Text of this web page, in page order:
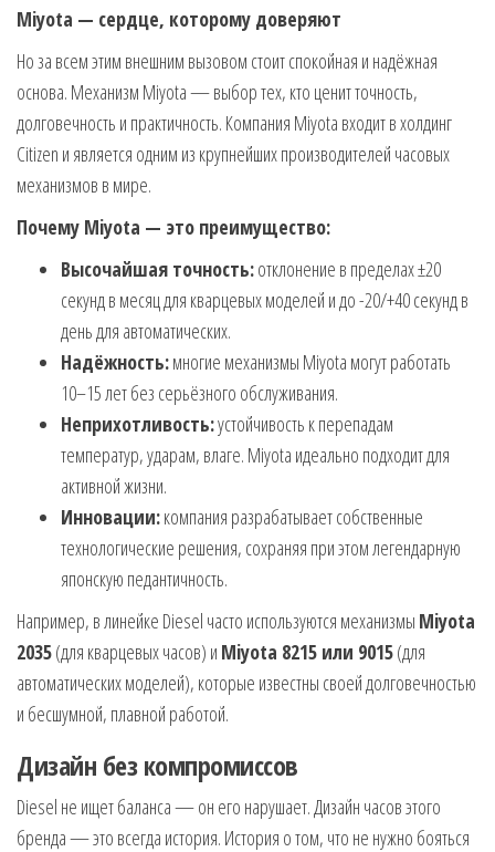
Miyota — сердце, которому доверяют
Но за всем этим внешним вызовом стоит спокойная и надёжная
основа. Механизм Miyota — выбор тех, кто ценит точность,
долговечность и практичность. Компания Miyota входит в холдинг
Citizen и является одним из крупнейших производителей часовых
механизмов в мире.
Почему Miyota — это преимущество:
Высочайшая точность:отклонение в пределах ±20
секунд в месяц для кварцевых моделей и до -20/+40 секунд в
день для автоматических.
Надёжность:многие механизмы Miyota могут работать
10–15 лет без серьёзного обслуживания.
Неприхотливость:устойчивость к перепадам
температур, ударам, влаге. Miyota идеально подходит для
активной жизни.
Инновации:компания разрабатывает собственные
технологические решения, сохраняя при этом легендарную
японскую педантичность.
Например, в линейке Diesel часто используются механизмы Miyota
2035(для кварцевых часов) и Miyota 8215 или 9015(для
автоматических моделей), которые известны своей долговечностью
и бесшумной, плавной работой.
Дизайн без компромиссов
Diesel не ищет баланса — он его нарушает. Дизайн часов этого
бренда — это всегда история. История о том, что не нужно бояться